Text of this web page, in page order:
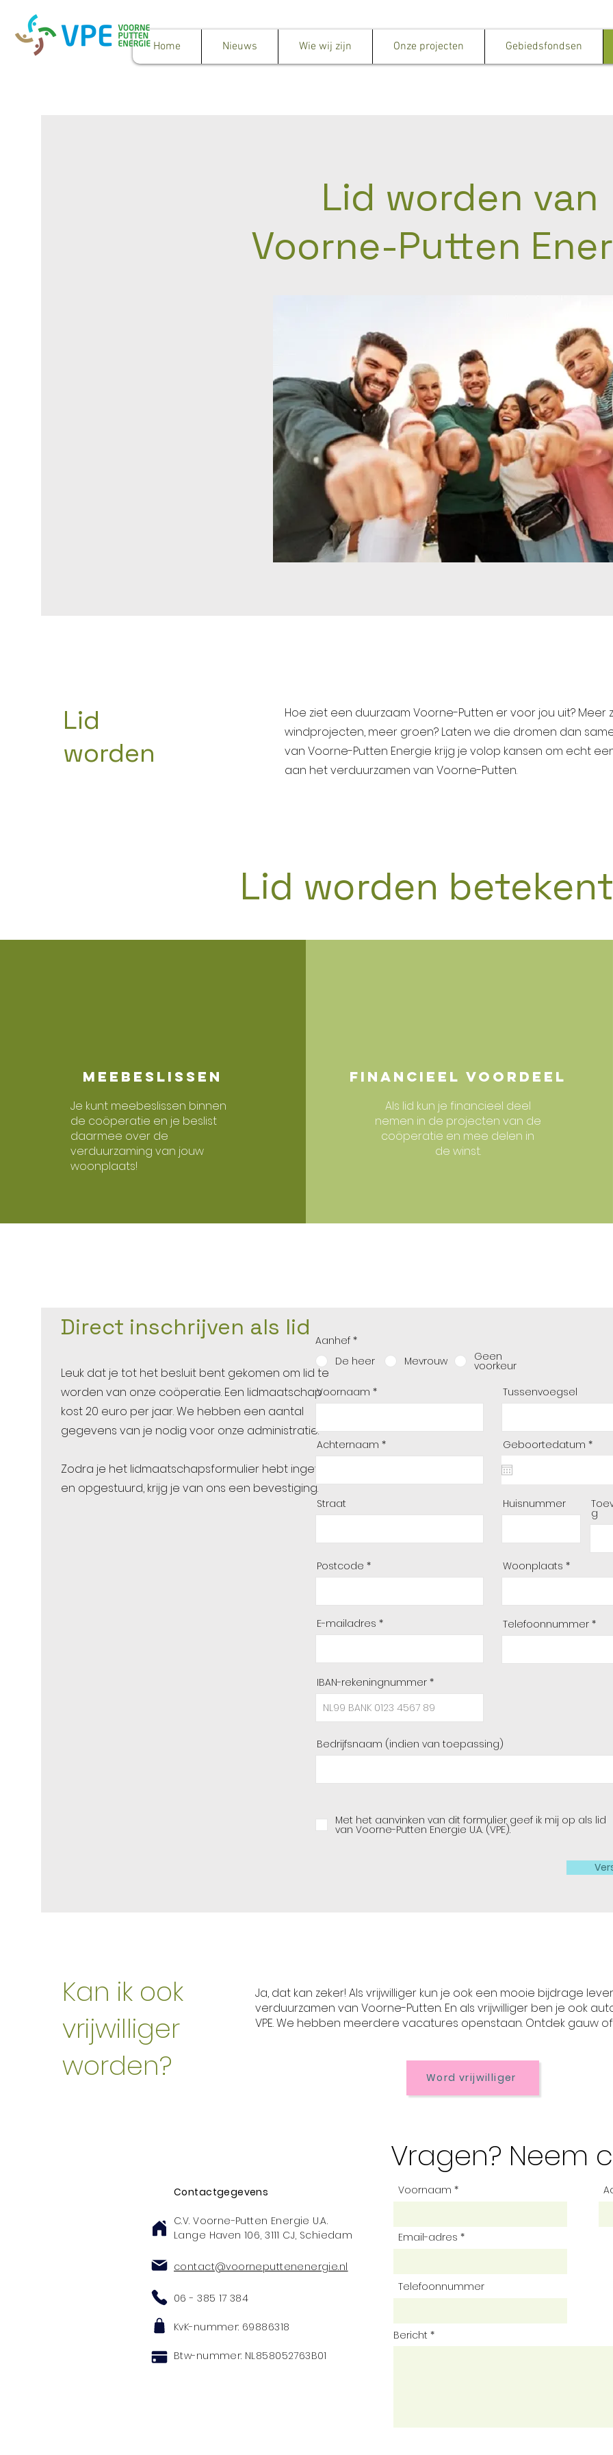
Home Nieuws Wie wij zijn Onze projecten Gebiedsfondsen
Lid worden van
Voorne-Putten
Lid
worden
Hoe ziet een duurzaam Voorne-Putten er voor jou uit? Meer
windprojecten, meer groen? Laten we die dromen dan
van Voorne-Putten Energie krijg je volop kansen om echt
aan het verduurzamen van Voorne-Putten.
Lid worden
Meebeslissen
Je kunt meebeslissen binnen
de coöperatie en je beslist
daarmee over de
verduurzaming van jouw
woonplaats!
Financieel voordeel
Als lid kun je financieel deel
nemen in de projecten van de
coöperatie en mee delen in
de winst.
Direct inschrijven als lid
Leuk dat je tot het besluit bent gekomen om lid te
worden van onze coöperatie. Een lidmaatschap
kost 20 euro per jaar. We hebben een aantal
gegevens van je nodig voor onze administratie.
Zodra je het lidmaatschapsformulier hebt ingevuld
en opgestuurd, krijg je van ons een bevestiging.
Aanhef *
De heer
Mevrouw Geen
voorkeur
Voornaam
Achternaam
Tussenvoegsel
Geboortedatum *r
e
d
Straat
Postcode
E-mailadres
Huisnummer
g
Woonplaats
Telefoonnummer
IBAN-rekeningnummer
Bedrijfsnaam (indien van toepassing)
Met het aanvinken van dit formulier geef ik mij op als lid
van Voorne-Putten Energie U.A. (VPE).
Kan ik ook
vrijwilliger
worden?
Ja, dat kan zeker! Als vrijwilliger kun je ook een mooie bijdrage
verduurzamen van Voorne-Putten. En als vrijwilliger ben je ook
VPE. We hebben meerdere vacatures openstaan. Ontdek gauw
Word vrijwilliger
Vragen? Neem
Contactgegevens
C.V. Voorne-Putten Energie U.A.
Lange Haven 106, 3111 CJ, Schiedam
contact@voorneputtenenergie.nl
06 - 385 17 384
KvK-nummer: 69886318
Btw-nummer: NL858052763B01
Voornaam
Email-adres
Telefoonnummer
Bericht